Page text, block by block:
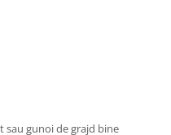
sau gunoi de grajd bine